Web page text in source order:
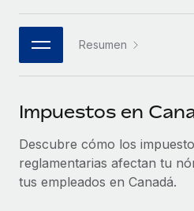
Conectar
Conecta cualquier
Optimiza los procesos con
esenciales.
SERVICIOS
ASOCIARSE
Socios tecnológicos
Integra la gestión de los RR.
Asociarse
Remote Build
Consultoría de integraciones
Webinarios
Información sobre salarios y
Centro de información
Obtén ayuda
한국어
中文（简体）Resumen
Impuestos en
Descubre cómo los
reglamentarias afectan tu
tus empleados en Canadá.